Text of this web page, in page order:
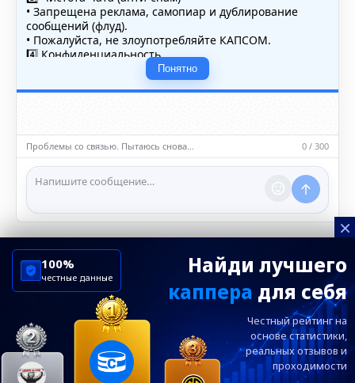
• Запрещена реклама, самопиар и дублирование
сообщений (флуд).
• Пожалуйста, не злоупотребляйте КАПСОМ.
4️⃣ Конфиденциальность
• Не публикуйте личные данные — свои или чужие
(телефоны, адреса, документы).
5️⃣ Уместность контента
насилию.
ℹ️ Модераторы и администраторы вправе удалять
сообщения и ограничивать доступ к чату при
нарушении правил.
Понятно
Проблемы со связью. Пытаюсь снова… 0 / 300
×
Найди лучшего
каппера для себя
Честный рейтинг на
основе статистики,
реальныхотзывов и
проходимости
100%
честные данные
ChelseaBluesRu
ФК Челси
Посетителям
Информация
Ежевечерний дайджест главных новостей от